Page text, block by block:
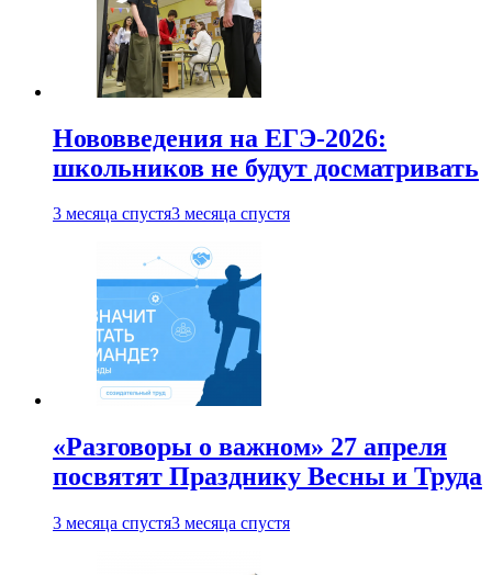
Нововведения на ЕГЭ-2026:
школьников не будут досматривать
3 месяца спустя3 месяца спустя
«Разговоры о важном» 27 апреля
посвятят Празднику Весны и Труда
3 месяца спустя3 месяца спустя